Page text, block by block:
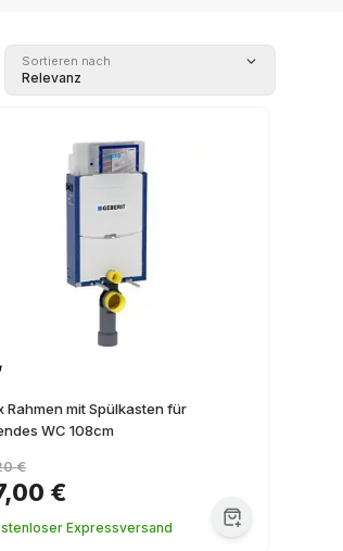
Sortieren nach
Relevanz
Rahmen mit Spülkasten für
WC 108cm
€
€
Expressversand